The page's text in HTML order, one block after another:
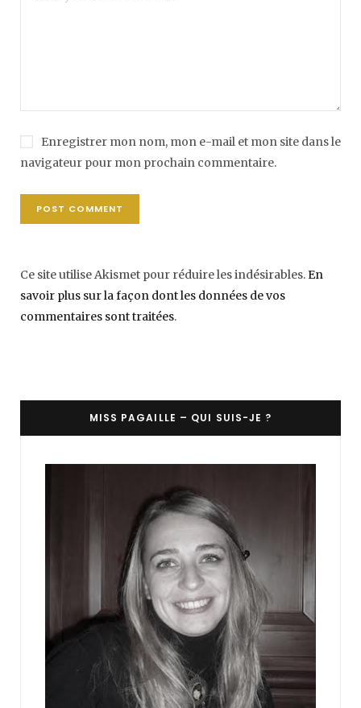
Enregistrer mon nom, mon e-mail et mon site dans le
navigateur pour mon prochain commentaire.
Ce site utilise Akismet pour réduire les indésirables.En
savoir plus sur la façon dont les données de vos
commentaires sont traitées.
MISS PAGAILLE – QUI SUIS-JE ?